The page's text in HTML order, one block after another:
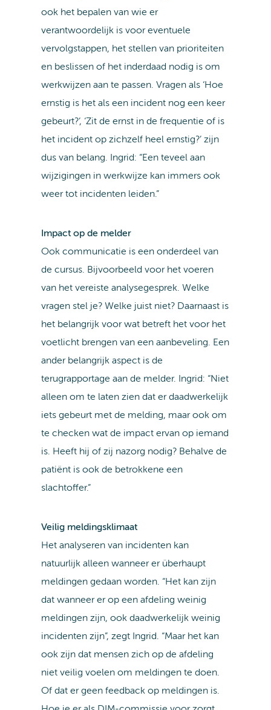
ook het bepalen van wie er
verantwoordelijk is voor eventuele
vervolgstappen, het stellen van prioriteiten
en beslissen of het inderdaad nodig is om
werkwijzen aan te passen. Vragen als ‘Hoe
ernstig is het als een incident nog een keer
gebeurt?’, ‘Zit de ernst in de frequentie of is
het incident op zichzelf heel ernstig?’ zijn
dus van belang. Ingrid: “Een teveel aan
wijzigingen in werkwijze kan immers ook
weer tot incidenten leiden.”
Impact op de melder
Ook communicatie is een onderdeel van
de cursus. Bijvoorbeeld voor het voeren
van het vereiste analysegesprek. Welke
vragen stel je? Welke juist niet? Daarnaast is
het belangrijk voor wat betreft het voor het
voetlicht brengen van een aanbeveling. Een
ander belangrijk aspect is de
terugrapportage aan de melder. Ingrid: “Niet
alleen om te laten zien dat er daadwerkelijk
iets gebeurt met de melding, maar ook om
te checken wat de impact ervan op iemand
is. Heeft hij of zij nazorg nodig? Behalve de
patiënt is ook de betrokkene een
slachtoffer.”
Veilig meldingsklimaat
Het analyseren van incidenten kan
natuurlijk alleen wanneer er überhaupt
meldingen gedaan worden. “Het kan zijn
dat wanneer er op een afdeling weinig
meldingen zijn, ook daadwerkelijk weinig
incidenten zijn”, zegt Ingrid. “Maar het kan
ook zijn dat mensen zich op de afdeling
niet veilig voelen om meldingen te doen.
Of dat er geen feedback op meldingen is.